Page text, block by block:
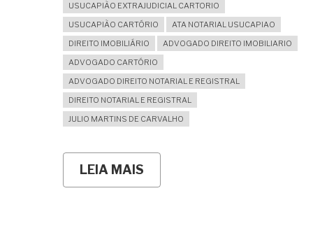
USUCAPIÃO EXTRAJUDICIAL CARTORIO
USUCAPIÃO CARTÓRIO
ATA NOTARIAL USUCAPIAO
DIREITO IMOBILIÁRIO
ADVOGADO DIREITO IMOBILIARIO
ADVOGADO CARTÓRIO
ADVOGADO DIREITO NOTARIAL E REGISTRAL
DIREITO NOTARIAL E REGISTRAL
JULIO MARTINS DE CARVALHO
LEIA MAIS
MESMO